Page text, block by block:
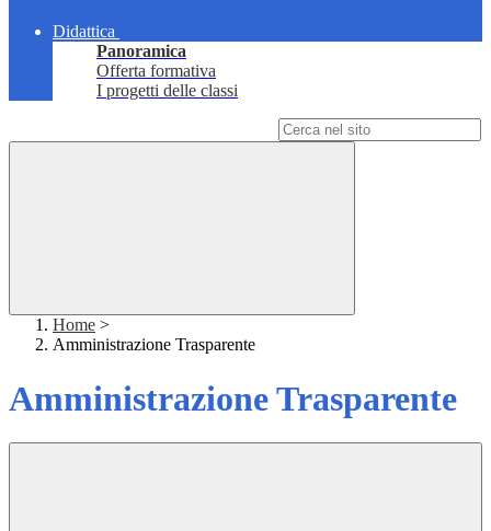
Didattica
Panoramica
Offerta formativa
I progetti delle classi
Home >
Amministrazione Trasparente
Amministrazione Trasparente